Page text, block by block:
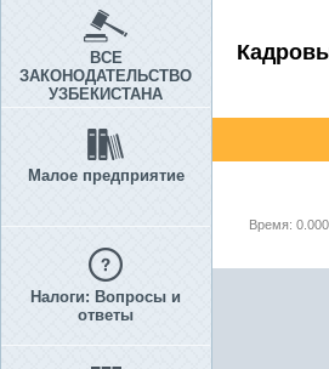
ВСЕ
ЗАКОНОДАТЕЛЬСТВО
УЗБЕКИСТАНА
Малое предприятие
Налоги: Вопросы и
ответы
Время: